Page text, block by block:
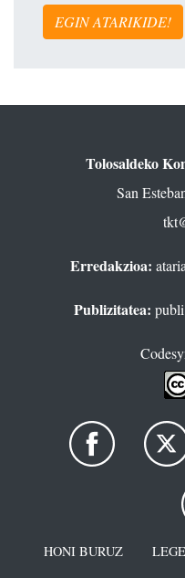
EGIN ATARIKIDE!
Tolosaldeko
San
Erredakzioa:
Publizitatea:
HONI BURUZ